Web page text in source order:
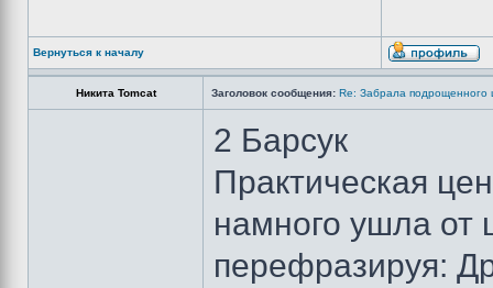
Вернуться к началу
Никита Tomcat Заголовок сообщения: Re: Забрала подрощенного
2 Барсук
Практическая
намного ушла от
перефразируя: